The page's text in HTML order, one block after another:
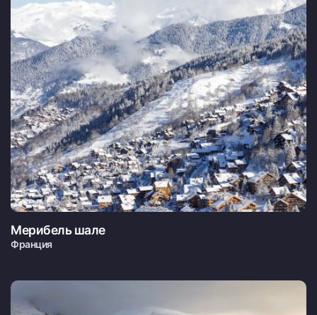
Мерибель шале
Франция